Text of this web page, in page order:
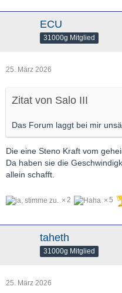
ECU
31000g Mitglied
25. März 2026
Zitat von Salo III
Das Forum laggt bei mir
Die eine Steno Kraft vom
Da haben sie die
allein schafft.
2 5
taheth
31000g Mitglied
25. März 2026